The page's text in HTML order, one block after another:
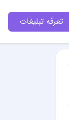
تعرفه تبلیغات